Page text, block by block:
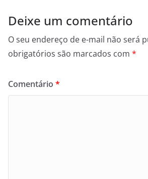
Deixe um comentário
O seu endereço de e-mail não será
obrigatórios são marcados com *
Comentário *